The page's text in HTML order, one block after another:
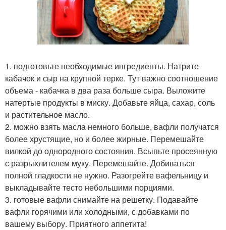
1. подготовьте необходимые ингредиенты. Натрите
кабачок и сыр на крупной терке. Тут важно соотношение
объема - кабачка в два раза больше сыра. Выложите
натертые продукты в миску. Добавьте яйца, сахар, соль
и растительное масло.
2. можно взять масла немного больше, вафли получатся
более хрустящие, но и более жирные. Перемешайте
вилкой до однородного состояния. Всыпьте просеянную
с разрыхлителем муку. Перемешайте. Добиваться
полной гладкости не нужно. Разогрейте вафельницу и
выкладывайте тесто небольшими порциями.
3. готовые вафли снимайте на решетку. Подавайте
вафли горячими или холодными, с добавками по
вашему выбору. Приятного аппетита!